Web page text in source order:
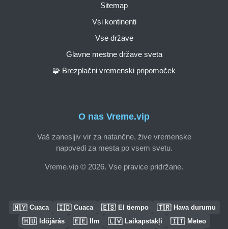
O nas Vreme.vip
Vaš zanesljiv vir za natančne, žive vremenske
napovedi za mesta po vsem svetu.
Vreme.vip © 2026. Vse pravice pridržane.
Sitemap
Vsi kontinenti
Vse države
Glavne mestne države sveta
🧩 Brezplačni vremenski pripomoček
🇲🇾 Cuaca 🇮🇩 Cuaca 🇪🇸 El tiempo 🇹🇷 Hava durumu
🇭🇺 Időjárás 🇪🇪 Ilm 🇱🇻 Laikapstākļi 🇮🇹 Meteo